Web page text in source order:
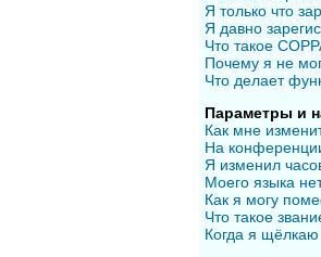
Я только что
Я давно
Что такое
Почему я не
Что делает
Параметры и
Как мне
На
Я изменил
Моего языка
Как я могу
Что такое
Когда я